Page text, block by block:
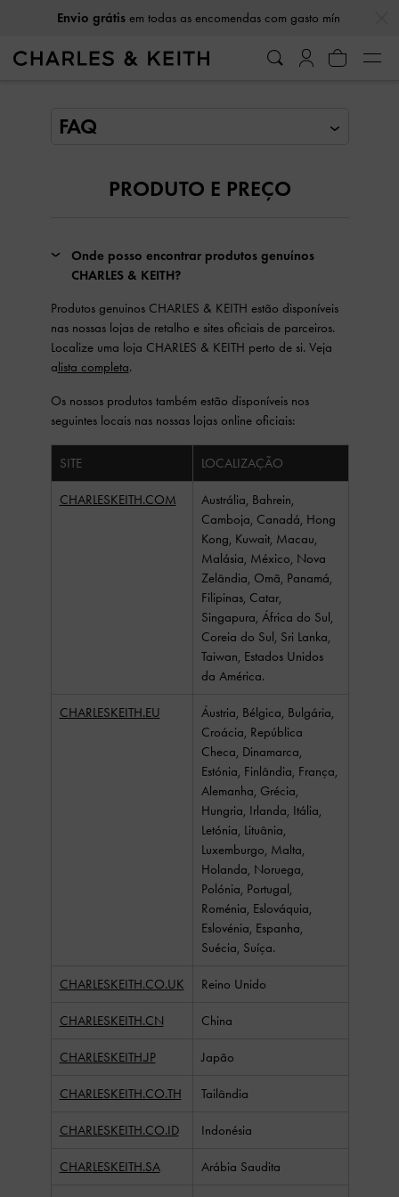
Envio grátisem todas as encomendas com gasto mín
FAQ
PRODUTO E PREÇO
Onde posso encontrar produtos genuínos
CHARLES & KEITH?
Produtos genuinos CHARLES & KEITH estão disponíveis
nas nossas lojas de retalho e sites oficiais de parceiros.
Localize uma loja CHARLES & KEITH perto de si. Veja
alista completa.
Os nossos produtos também estão disponíveis nos
seguintes locais nas nossas lojas online oficiais:
SITE LOCALIZAÇÃO
CHARLESKEITH.COM
Austrália, Bahrein,
Camboja, Canadá, Hong
Kong, Kuwait, Macau,
Malásia, México, Nova
Zelândia, Omã, Panamá,
Filipinas, Catar,
Singapura, África do Sul,
Coreia do Sul, Sri Lanka,
Taiwan, Estados Unidos
da América.
CHARLESKEITH.EU
Áustria, Bélgica, Bulgária,
Croácia, República
Checa, Dinamarca,
Estónia, Finlândia, França,
Alemanha, Grécia,
Hungria, Irlanda, Itália,
Letónia, Lituânia,
Luxemburgo, Malta,
Holanda, Noruega,
Polónia, Portugal,
Roménia, Eslováquia,
Eslovénia, Espanha,
Suécia, Suíça.
CHARLESKEITH.CO.UK Reino Unido
CHARLESKEITH.CN China
CHARLESKEITH.JP Japão
CHARLESKEITH.CO.TH Tailândia
CHARLESKEITH.CO.ID Indonésia
CHARLESKEITH.SA Arábia Saudita